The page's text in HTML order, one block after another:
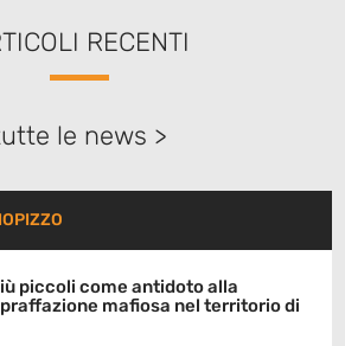
RECENTI
le news >
piccoli come antidoto alla
mafiosa nel territorio di